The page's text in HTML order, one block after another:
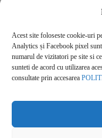
Acest site foloseste cookie-uri
Analytics și Facebook pixel
numarul de vizitatori pe site si
sunteti de acord cu utilizarea
consultate prin accesarea
POLITICĂ DE
Politica de